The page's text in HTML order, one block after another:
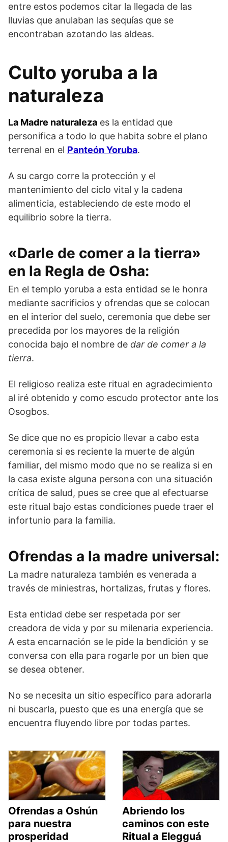
entre estos podemos citar la llegada de las
lluvias que anulaban las sequías que se
encontraban azotando las aldeas.
Culto yoruba a la
naturaleza
La Madre naturaleza es la entidad que
personifica a todo lo que habita sobre el plano
terrenal en el Panteón Yoruba.
A su cargo corre la protección y el
mantenimiento del ciclo vital y la cadena
alimenticia, estableciendo de este modo el
equilibrio sobre la tierra.
«Darle de comer a la tierra»
en la Regla de Osha:
En el templo yoruba a esta entidad se le honra
mediante sacrificios y ofrendas que se colocan
en el interior del suelo, ceremonia que debe ser
precedida por los mayores de la religión
conocida bajo el nombre de dar de comer a la
tierra.
El religioso realiza este ritual en agradecimiento
al iré obtenido y como escudo protector ante los
Osogbos.
Se dice que no es propicio llevar a cabo esta
ceremonia si es reciente la muerte de algún
familiar, del mismo modo que no se realiza si en
la casa existe alguna persona con una situación
crítica de salud, pues se cree que al efectuarse
este ritual bajo estas condiciones puede traer el
infortunio para la familia.
Ofrendas a la madre universal:
La madre naturaleza también es venerada a
través de miniestras, hortalizas, frutas y flores.
Esta entidad debe ser respetada por ser
creadora de vida y por su milenaria experiencia.
A esta encarnación se le pide la bendición y se
conversa con ella para rogarle por un bien que
se desea obtener.
No se necesita un sitio específico para adorarla
ni buscarla, puesto que es una energía que se
encuentra fluyendo libre por todas partes.
Ofrendas a Oshún
para nuestra
prosperidad
Abriendo los
caminos con este
Ritual a Elegguá